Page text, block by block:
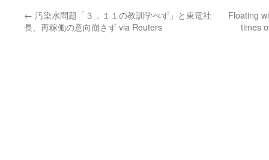
← 汚染水問題「３．１１の教訓学べず」と東電社
長、再稼働の意向崩さず via Reuters
Floating
times